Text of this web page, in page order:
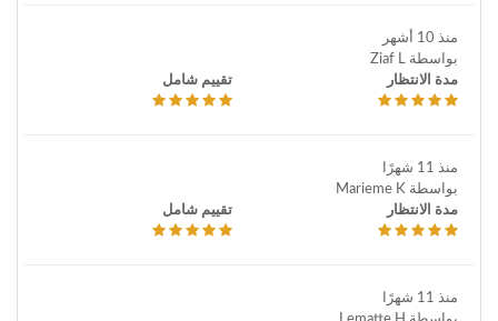
منذ 10 أشهر
بواسطة Ziaf L
مدة الانتظار
تقييم شامل
منذ 11 شهرًا
بواسطة Marieme K
مدة الانتظار
تقييم شامل
منذ 11 شهرًا